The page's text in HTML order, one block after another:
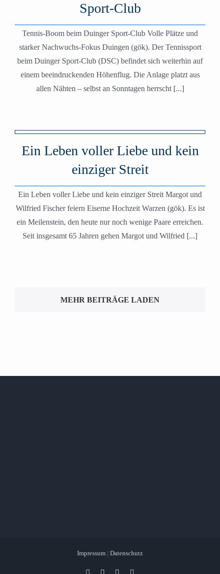
Sport-Club
Tennis-Boom beim Duinger Sport-Club Volle Plätze und
starker Nachwuchs-Fokus Duingen (gök). Der Tennissport
beim Duinger Sport-Club (DSC) befindet sich weiterhin auf
einem beeindruckenden Höhenflug. Die Anlage platzt aus
allen Nähten – selbst an Sonntagen herrscht [...]
Ein Leben voller Liebe und kein
einziger Streit
Ein Leben voller Liebe und kein einziger Streit Margot und
Wilfried Fischer feiern Eiserne Hochzeit Warzen (gök). Es ist
ein Meilenstein, den heute nur noch wenige Paare erreichen.
Seit insgesamt 65 Jahren gehen Margot und Wilfried [...]
MEHR BEITRÄGE LADEN
Impressum | Datenschutz
Facebook Instagram